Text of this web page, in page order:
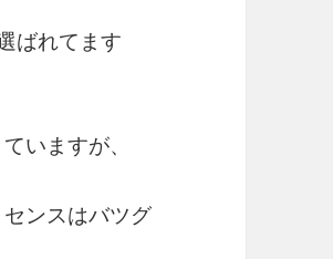
ばれてます
いますが、
ンスはバツグ